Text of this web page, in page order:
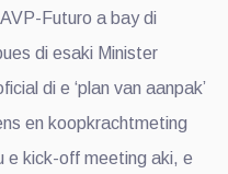
Futuro a bay di
di esaki Minister
di e ‘plan van aanpak’
en koopkrachtmeting
e kick-off meeting aki, e